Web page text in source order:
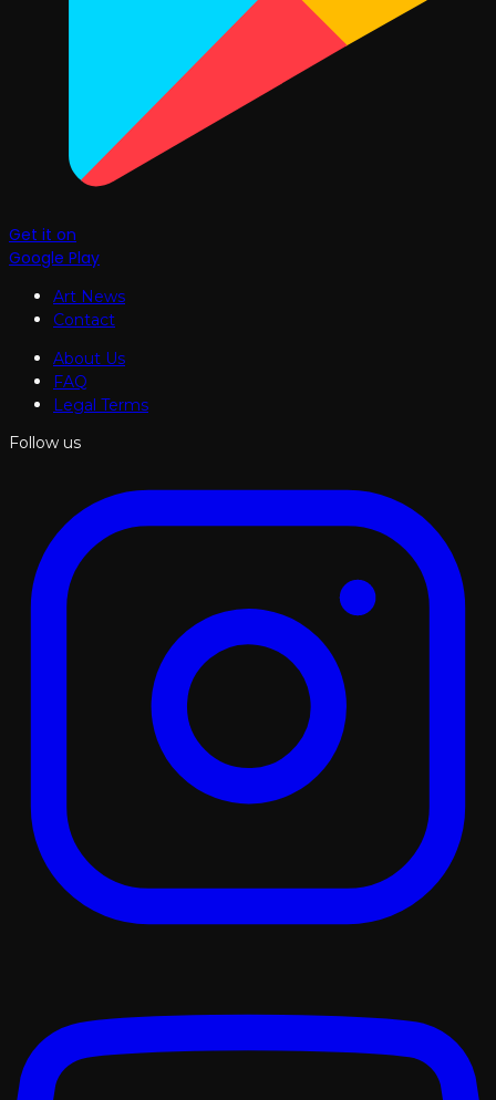
Get it on
Google Play
Art News
Contact
About Us
FAQ
Legal Terms
Follow us